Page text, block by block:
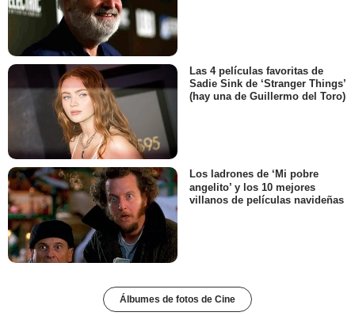
Las 4 películas favoritas de
Sadie Sink de ‘Stranger Things’
(hay una de Guillermo del Toro)
Los ladrones de ‘Mi pobre
angelito’ y los 10 mejores
villanos de películas navideñas
Álbumes de fotos de Cine